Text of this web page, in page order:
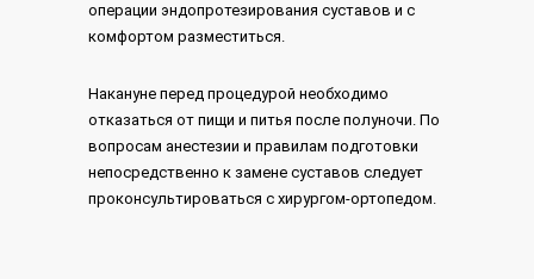
операции эндопротезирования суставов и с
комфортом разместиться.
Накануне перед процедурой необходимо
отказаться от пищи и питья после полуночи. По
вопросам анестезии и правилам подготовки
непосредственно к замене суставов следует
проконсультироваться с хирургом-ортопедом.